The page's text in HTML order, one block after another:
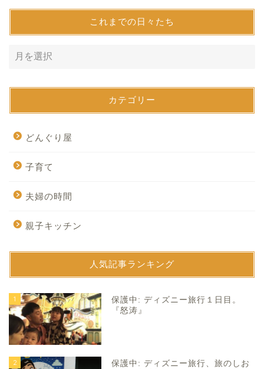
これまでの日々たち
カテゴリー
どんぐり屋
子育て
夫婦の時間
親子キッチン
人気記事ランキング
1
保護中: ディズニー旅行１日目。
『怒涛』
2
保護中: ディズニー旅行、旅のしお